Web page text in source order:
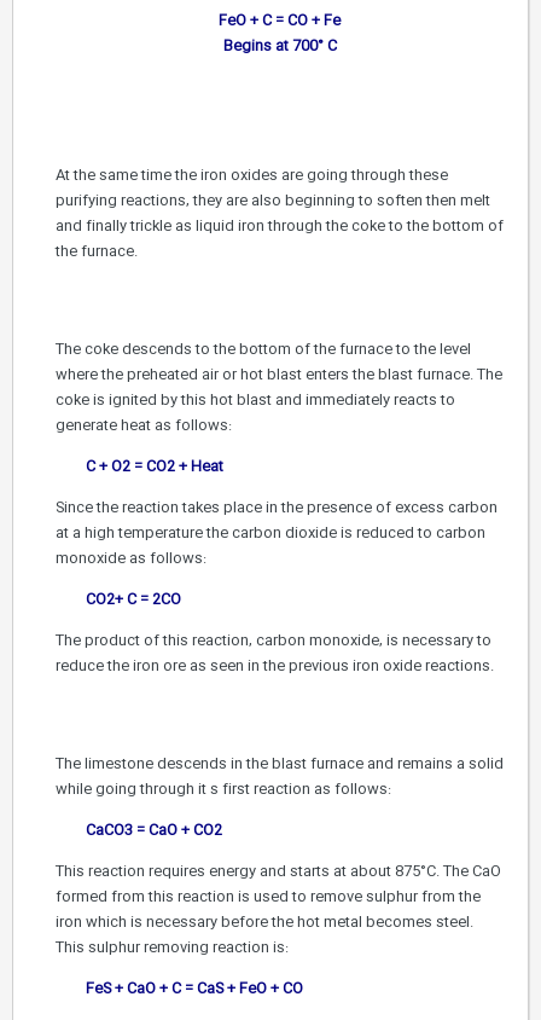
FeO + C = CO + Fe
Begins at 700° C
At the same time the iron oxides are going through these
purifying reactions, they are also beginning to soften then melt
and finally trickle as liquid iron through the coke to the bottom of
the furnace.
The coke descends to the bottom of the furnace to the level
where the preheated air or hot blast enters the blast furnace. The
coke is ignited by this hot blast and immediately reacts to
generate heat as follows:
C + O2 = CO2 + Heat
Since the reaction takes place in the presence of excess carbon
at a high temperature the carbon dioxide is reduced to carbon
monoxide as follows:
CO2+ C = 2CO
The product of this reaction, carbon monoxide, is necessary to
reduce the iron ore as seen in the previous iron oxide reactions.
The limestone descends in the blast furnace and remains a solid
while going through it s first reaction as follows:
CaCO3 = CaO + CO2
This reaction requires energy and starts at about 875°C. The CaO
formed from this reaction is used to remove sulphur from the
iron which is necessary before the hot metal becomes steel.
This sulphur removing reaction is:
FeS + CaO + C = CaS + FeO + CO